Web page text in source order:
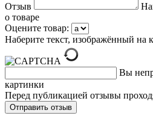
Отзыв
о товаре
Оцените товар:
Наберите текст, изображённый на
Вы
картинки
Перед публикацией отзывы